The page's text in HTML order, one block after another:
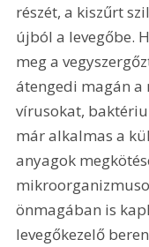
részét, a kiszűrt
újból a levegőbe.
meg a
átengedi magán a
vírusokat,
már alkalmas a
anyagok
önmagában is
levegőkezelő